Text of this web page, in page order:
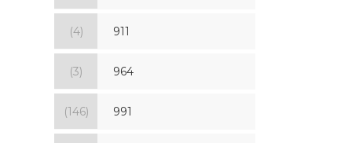
(4) 911
(3) 964
(146) 991